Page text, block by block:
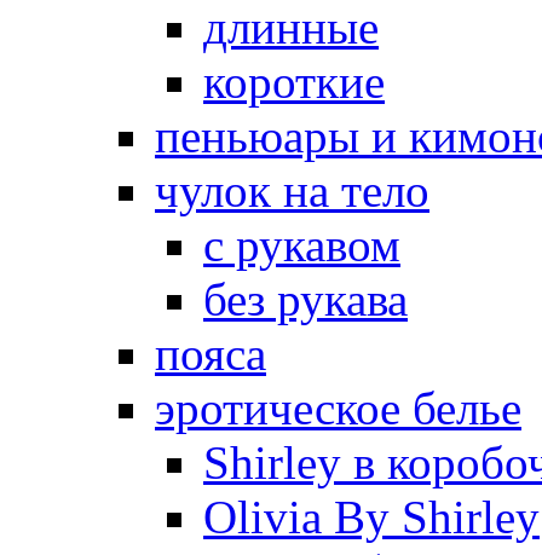
длинные
короткие
пеньюары и
чулок на тело
с рукавом
без рукава
пояса
эротическое белье
Shirley в
Olivia By Shirley